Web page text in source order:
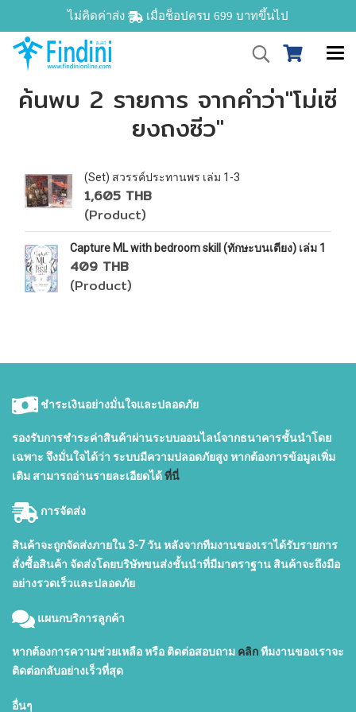
ไม่คิดค่าส่ง เมื่อช็อปครบ 699 บาทขึ้นไป
ค้นพบ 2 รายการ จากคำว่า"โม่เซี
ยงถงซีว"
(Set) สวรรค์ประทานพร เล่ม 1-3
1,605 THB
(Product)
Capture ML with bedroom skill (ทักษะบนเตียง) เล่ม 1
409 THB
(Product)
ชำระเงินอย่างมั่นใจและปลอดภัย
รองรับการชำระค่าสินค้าผ่านระบบออนไลน์จากธนาคารชั้นนำโดย
เฉพาะ จึงมั่นใจได้ว่า ระบบมีความปลอดภัยสูง หากต้องการข้อมูลเพิ่ม
เติม สามารถอ่านรายละเอียดได้ที่นี่
การจัดส่ง
สินค้าจะถูกจัดส่งภายใน 3-7 วัน หลังจากทีมงานของเราได้รับรายการ
สั่งซื้อสินค้า จัดส่งโดยบริษัทขนส่งชั้นนำที่มีมาตราฐาน สินค้าจะถึงมือ
อย่างรวดเร็วและปลอดภัย
แผนกบริการลูกค้า
หากต้องการความช่วยเหลือ หรือ ติดต่อสอบถาม คลิกทีมงานของเราจะ
ติดต่อกลับอย่างเร็วที่สุด
อื่นๆ